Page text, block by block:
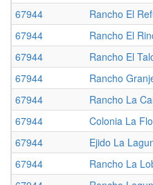
67944
Rancho El
67944
Rancho El
67944
Rancho El
67944
Rancho
67944
Rancho La
67944
Colonia La
67944
Ejido La
67944
Rancho La